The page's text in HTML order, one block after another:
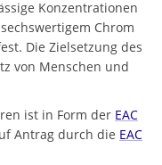
Konzentrationen
Chrom
Die Zielsetzung des
von Menschen und
ist in Form der EAC
Antrag durch die EAC